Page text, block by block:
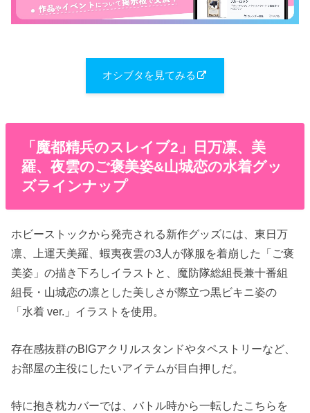
オシブタを見てみる
「魔都精兵のスレイブ2」日万凛、美
羅、夜雲のご褒美姿&山城恋の水着グッ
ズラインナップ
ホビーストックから発売される新作グッズには、東日万
凛、上運天美羅、蝦夷夜雲の3人が隊服を着崩した「ご褒
美姿」の描き下ろしイラストと、魔防隊総組長兼十番組
組長・山城恋の凛とした美しさが際立つ黒ビキニ姿の
「水着 ver.」イラストを使用。
存在感抜群のBIGアクリルスタンドやタペストリーなど、
お部屋の主役にしたいアイテムが目白押しだ。
特に抱き枕カバーでは、バトル時から一転したこちらを